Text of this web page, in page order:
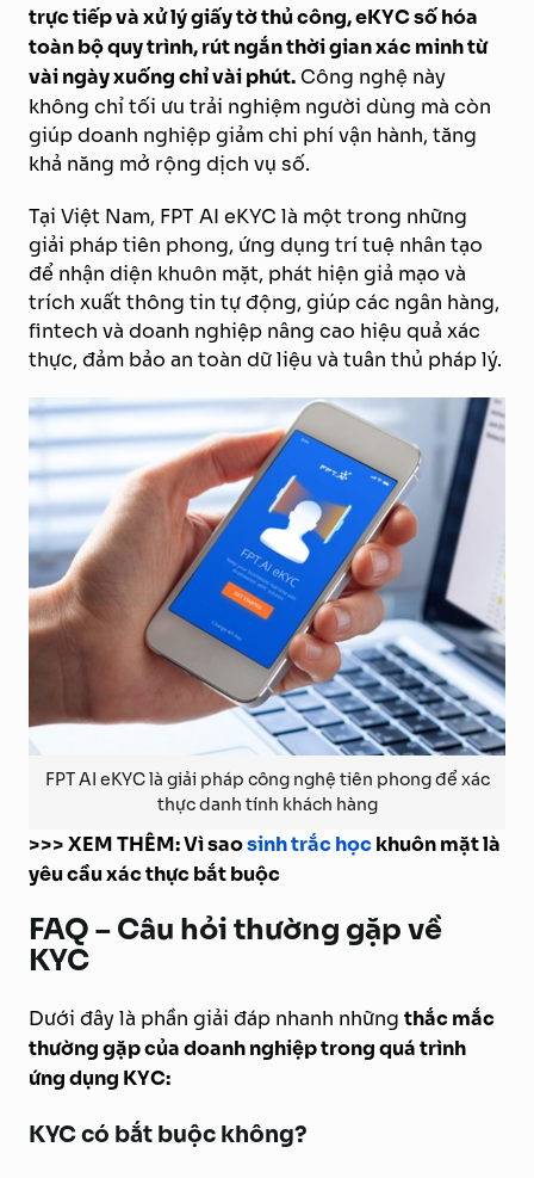
trực tiếp và xử lý giấy tờ thủ công, eKYC số hóa
toàn bộ quy trình, rút ngắn thời gian xác minh từ
vài ngày xuống chỉ vài phút. Công nghệ này
không chỉ tối ưu trải nghiệm người dùng mà còn
giúp doanh nghiệp giảm chi phí vận hành, tăng
khả năng mở rộng dịch vụ số.
Tại Việt Nam, FPT AI eKYC là một trong những
giải pháp tiên phong, ứng dụng trí tuệ nhân tạo
để nhận diện khuôn mặt, phát hiện giả mạo và
trích xuất thông tin tự động, giúp các ngân hàng,
fintech và doanh nghiệp nâng cao hiệu quả xác
thực, đảm bảo an toàn dữ liệu và tuân thủ pháp lý.
FPT AI eKYC là giải pháp công nghệ tiên phong để xác
thực danh tính khách hàng
>>> XEM THÊM: Vì saosinh trắc họckhuôn mặt là
yêu cầu xác thực bắt buộc
FAQ – Câu hỏi thường gặp về
KYC
Dưới đây là phần giải đáp nhanh những thắc mắc
thường gặp của doanh nghiệp trong quá trình
ứng dụng KYC:
KYC có bắt buộc không?